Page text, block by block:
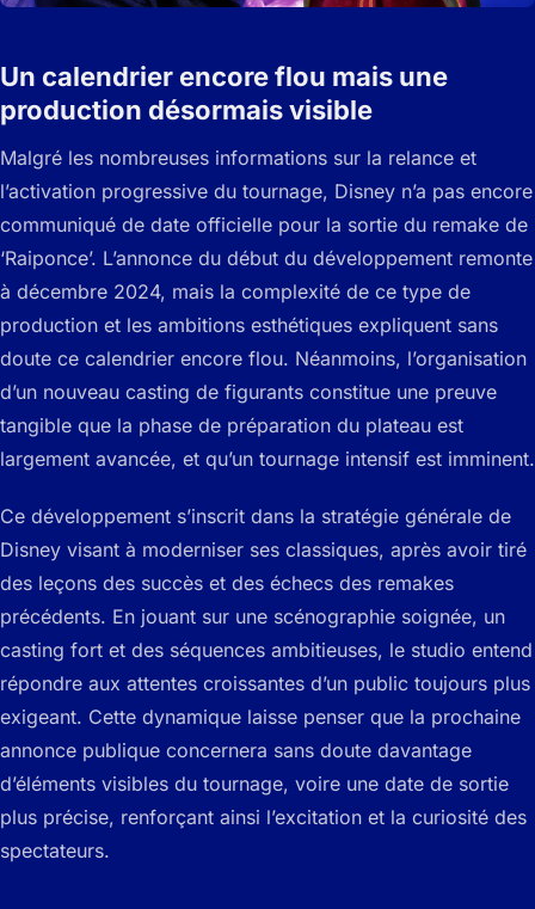
Un calendrier encore flou mais une
production désormais visible
Malgré les nombreuses informations sur la relance et
l’activation progressive du tournage, Disney n’a pas encore
communiqué de date officielle pour la sortie du remake de
‘Raiponce’. L’annonce du début du développement remonte
à décembre 2024, mais la complexité de ce type de
production et les ambitions esthétiques expliquent sans
doute ce calendrier encore flou. Néanmoins, l’organisation
d’un nouveau casting de figurants constitue une preuve
tangible que la phase de préparation du plateau est
largement avancée, et qu’un tournage intensif est imminent.
Ce développement s’inscrit dans la stratégie générale de
Disney visant à moderniser ses classiques, après avoir tiré
des leçons des succès et des échecs des remakes
précédents. En jouant sur une scénographie soignée, un
casting fort et des séquences ambitieuses, le studio entend
répondre aux attentes croissantes d’un public toujours plus
exigeant. Cette dynamique laisse penser que la prochaine
annonce publique concernera sans doute davantage
d’éléments visibles du tournage, voire une date de sortie
plus précise, renforçant ainsi l’excitation et la curiosité des
spectateurs.